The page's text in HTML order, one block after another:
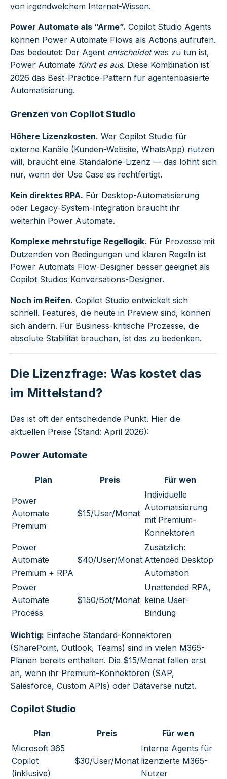
von irgendwelchem Internet-Wissen.
Power Automate als “Arme”. Copilot Studio Agents
können Power Automate Flows als Actions aufrufen.
Das bedeutet: Der Agent entscheidetwas zu tun ist,
Power Automate führt es aus. Diese Kombination ist
2026 das Best-Practice-Pattern für agentenbasierte
Automatisierung.
Grenzen von Copilot Studio
Höhere Lizenzkosten. Wer Copilot Studio für
externe Kanäle (Kunden-Website, WhatsApp) nutzen
will, braucht eine Standalone-Lizenz — das lohnt sich
nur, wenn der Use Case es rechtfertigt.
Kein direktes RPA. Für Desktop-Automatisierung
oder Legacy-System-Integration braucht ihr
weiterhin Power Automate.
Komplexe mehrstufige Regellogik. Für Prozesse mit
Dutzenden von Bedingungen und klaren Regeln ist
Power Automats Flow-Designer besser geeignet als
Copilot Studios Konversations-Designer.
Noch im Reifen. Copilot Studio entwickelt sich
schnell. Features, die heute in Preview sind, können
sich ändern. Für Business-kritische Prozesse, die
absolute Stabilität brauchen, ist das zu bedenken.
Die Lizenzfrage: Was kostet das
im Mittelstand?
Das ist oft der entscheidende Punkt. Hier die
aktuellen Preise (Stand: April 2026):
Power Automate
Plan Preis Für wen
Power
Automate
Premium
$15/User/Monat
Individuelle
Automatisierung
mit Premium-
Konnektoren
Power
Automate
Premium + RPA
$40/User/Monat
Zusätzlich:
Attended Desktop
Automation
Power
Automate
Process
$150/Bot/Monat
Unattended RPA,
keine User-
Bindung
Wichtig: Einfache Standard-Konnektoren
(SharePoint, Outlook, Teams) sind in vielen M365-
Plänen bereits enthalten. Die $15/Monat fallen erst
an, wenn ihr Premium-Konnektoren (SAP,
Salesforce, Custom APIs) oder Dataverse nutzt.
Copilot Studio
Plan Preis
Für wen
Microsoft 365
Copilot
(inklusive)
$30/User/Monat
Interne Agents für
lizenzierte M365-
Nutzer